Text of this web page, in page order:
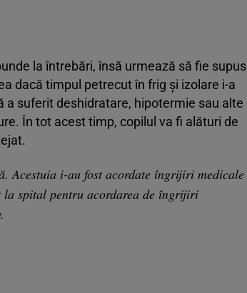
la întrebări, însă urmează să fie supus
dacă timpul petrecut în frig și izolare i-a
suferit deshidratare, hipotermie sau alte
În tot acest timp, copilul va fi alături de
Acestuia i-au fost acordate îngrijiri medicale
spital pentru acordarea de îngrijiri